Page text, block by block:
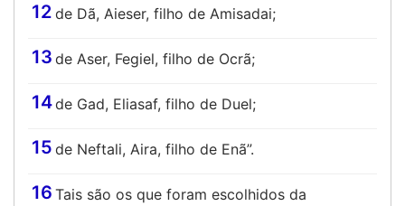
12 de Dã, Aieser, filho de Amisadai;
13 de Aser, Fegiel, filho de Ocrã;
14de Gad, Eliasaf, filho de Duel;
15 de Neftali, Aira, filho de Enã”.
16 Tais são os que foram escolhidos da